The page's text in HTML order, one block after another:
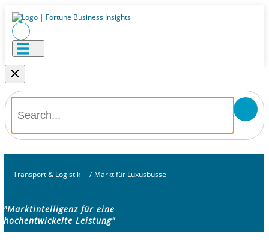
×
Transport & Logistik / Markt für Luxusbusse
"Marktintelligenz für eine
hochentwickelte Leistung"